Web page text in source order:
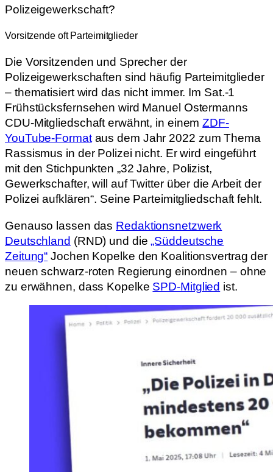
Polizeigewerkschaft?
Vorsitzende oft Parteimitglieder
Die Vorsitzenden und Sprecher der
Polizeigewerkschaften sind häufig Parteimitglieder
– thematisiert wird das nicht immer. Im Sat.-1
Frühstücksfernsehen wird Manuel Ostermanns
CDU-Mitgliedschaft erwähnt, in einemZDF-
YouTube-Formataus dem Jahr 2022 zum Thema
Rassismus in der Polizei nicht. Er wird eingeführt
mit den Stichpunkten „32 Jahre, Polizist,
Gewerkschafter, will auf Twitter über die Arbeit der
Polizei aufklären“. Seine Parteimitgliedschaft fehlt.
Genauso lassen das Redaktionsnetzwerk
Deutschland (RND) und die„Süddeutsche
Zeitung“ Jochen Kopelke den Koalitionsvertrag der
neuen schwarz-roten Regierung einordnen – ohne
zu erwähnen, dass Kopelke SPD-Mitglied ist.